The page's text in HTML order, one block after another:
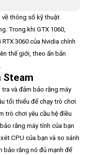
về thông số kỹ thuật
Trong khi GTX 1060,
3060 của Nvidia chính
thế giới, theo ấn bản
Steam
và đảm bảo rằng máy
tối thiểu để chạy trò chơi
trò chơi yêu cầu hệ điều
rằng máy tính của bạn
CPU của bạn và so sánh
bảo rằng nó đủ mạnh để